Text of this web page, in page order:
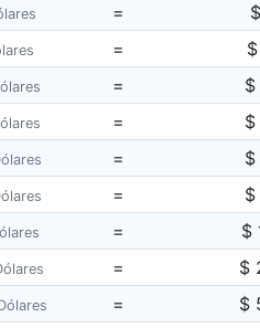
=
=
= $
= $
= $
= $
= $
= $
= $